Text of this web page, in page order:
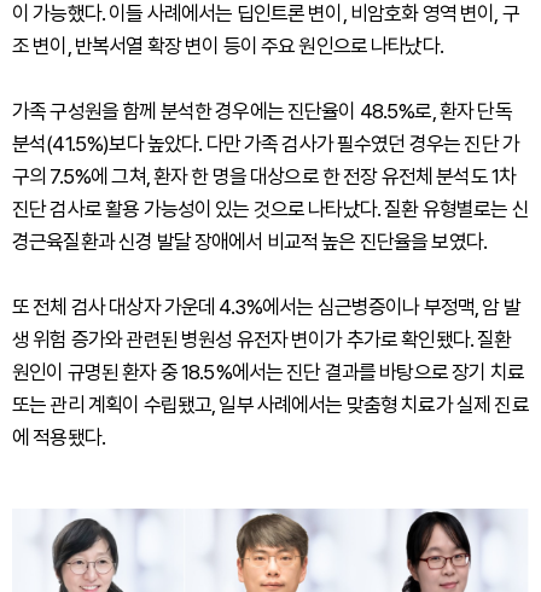
이 가능했다. 이들 사례에서는 딥인트론 변이, 비암호화 영역 변이, 구
조 변이, 반복서열 확장 변이 등이 주요 원인으로 나타났다.
가족 구성원을 함께 분석한 경우에는 진단율이 48.5%로, 환자 단독
분석(41.5%)보다 높았다. 다만 가족 검사가 필수였던 경우는 진단 가
구의 7.5%에 그쳐, 환자 한 명을 대상으로 한 전장 유전체 분석도 1차
진단 검사로 활용 가능성이 있는 것으로 나타났다. 질환 유형별로는 신
경근육질환과 신경 발달 장애에서 비교적 높은 진단율을 보였다.
또 전체 검사 대상자 가운데 4.3%에서는 심근병증이나 부정맥, 암 발
생 위험 증가와 관련된 병원성 유전자 변이가 추가로 확인됐다. 질환
원인이 규명된 환자 중 18.5%에서는 진단 결과를 바탕으로 장기 치료
또는 관리 계획이 수립됐고, 일부 사례에서는 맞춤형 치료가 실제 진료
에 적용됐다.